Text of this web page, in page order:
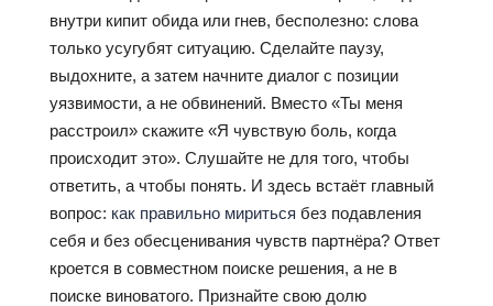
внутри кипит обида или гнев, бесполезно: слова
только усугубят ситуацию. Сделайте паузу,
выдохните, а затем начните диалог с позиции
уязвимости, а не обвинений. Вместо «Ты меня
расстроил» скажите «Я чувствую боль, когда
происходит это». Слушайте не для того, чтобы
ответить, а чтобы понять. И здесь встаёт главный
вопрос: как правильно мириться без подавления
себя и без обесценивания чувств партнёра? Ответ
кроется в совместном поиске решения, а не в
поиске виноватого. Признайте свою долю